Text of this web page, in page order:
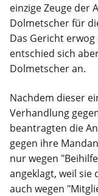
einzige Zeuge der
Dolmetscher für
Das Gericht
entschied sich
Dolmetscher an.
Nachdem dieser
Verhandlung
beantragten die
gegen ihre
nur wegen
angeklagt, weil
auch wegen